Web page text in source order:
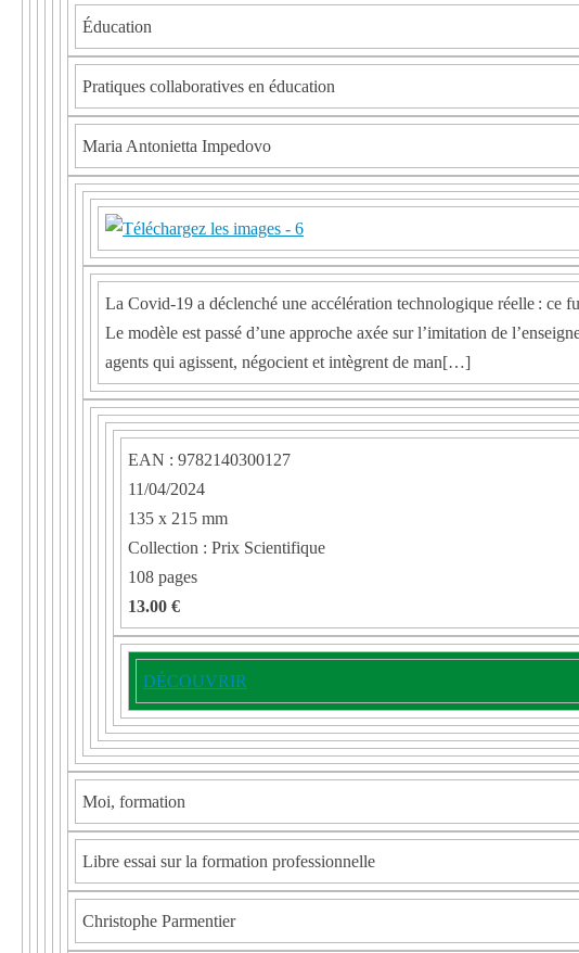
Éducation
Pratiques collaboratives en éducation
Maria Antonietta Impedovo
La Covid-19 a déclenché une accélération technologique réelle : ce
Le modèle est passé d’une approche axée sur l’imitation de
agents qui agissent, négocient et intègrent de man[…]
EAN : 9782140300127
11/04/2024
135 x 215 mm
Collection : Prix Scientifique
108 pages
13.00 €
DÉCOUVRIR
Moi, formation
Libre essai sur la formation professionnelle
Christophe Parmentier